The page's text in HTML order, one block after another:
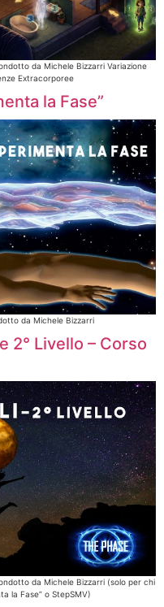
da Michele Bizzarri Variazione
Extracorporee
la Fase”
da Michele Bizzarri
2° Livello – Corso
da Michele Bizzarri (solo per chi
la Fase” o StepSMV)